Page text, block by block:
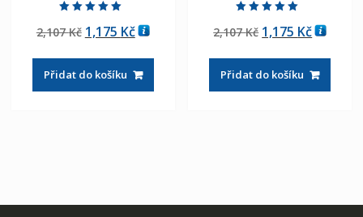
5.00
z 5
2,107Kč Původní
byla:
2,107 Kč
1,175 KčAktuální
je:
1,175 Kč
Přidat do košíku
5.00
z 5
2,107Kč Původní
byla:
2,107 Kč
1,175 Kč
je:
1,175 Kč
Přidat do košíku